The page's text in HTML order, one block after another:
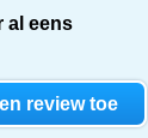
al eens
review toe